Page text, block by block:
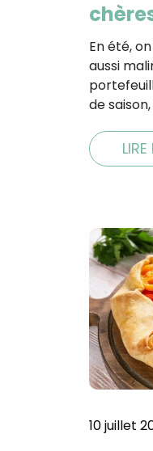
En été,
aussi
de
10 juillet